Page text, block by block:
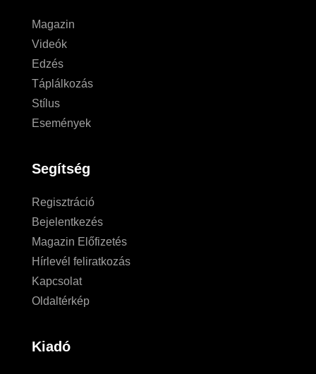
Magazin
Videók
Edzés
Táplálkozás
Stílus
Események
Segítség
Regisztráció
Bejelentkezés
Magazin Előfizetés
Hírlevél feliratkozás
Kapcsolat
Oldaltérkép
Kiadó